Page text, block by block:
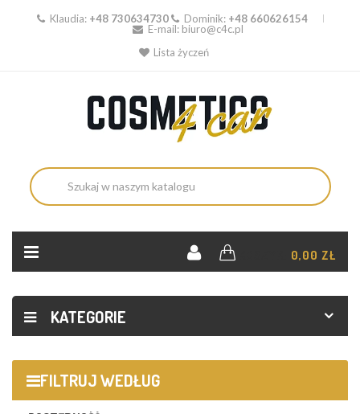
Klaudia: +48 730634730 Dominik: +48 660626154
E-mail: biuro@c4c.pl
Lista życzeń
0,00 ZŁ
KATEGORIE
FILTRUJ WEDŁUG